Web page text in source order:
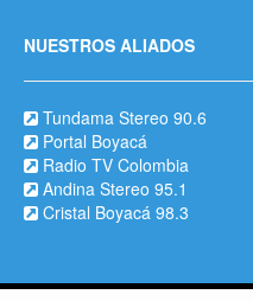
NUESTROS ALIADOS
Tundama Stereo 90.6
Portal Boyacá
Radio TV Colombia
Andina Stereo 95.1
Cristal Boyacá 98.3